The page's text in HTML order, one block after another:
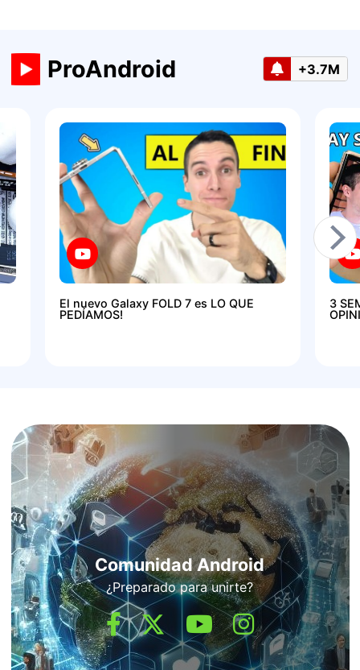
ProAndroid +3.7M
El nuevo Galaxy FOLD 7 es LO QUE
PEDÍAMOS!
3
Comunidad Android
¿Preparado para unirte?